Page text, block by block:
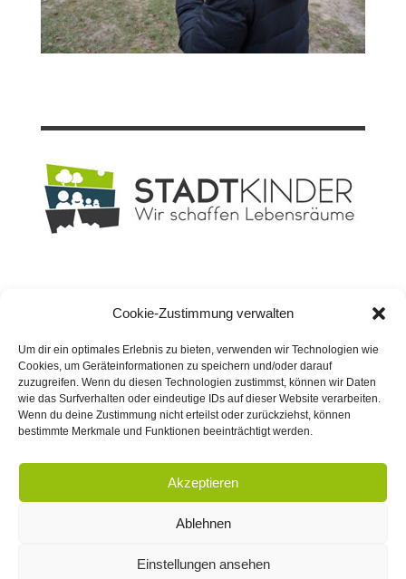
Cookie-Zustimmung verwalten
Um dir ein optimales Erlebnis zu bieten, verwenden wir Technologien wie
Cookies, um Geräteinformationen zu speichern und/oder darauf
zuzugreifen. Wenn du diesen Technologien zustimmst, können wir Daten
wie das Surfverhalten oder eindeutige IDs auf dieser Website verarbeiten.
Wenn du deine Zustimmung nicht erteilst oder zurückziehst, können
bestimmte Merkmale und Funktionen beeinträchtigt werden.
Akzeptieren
Ablehnen
Einstellungen ansehen
Geschäftsführer: Dipl.-Ing. David Knospe
Rheinische Straße 182
44147 Dortmund
info@stadt-kinder.de